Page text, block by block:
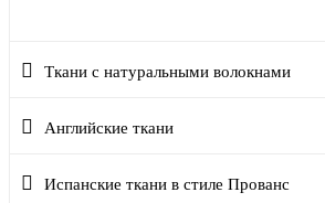
Ткани с натуральными волокнами
Английские ткани
Испанские ткани в стиле Прованс